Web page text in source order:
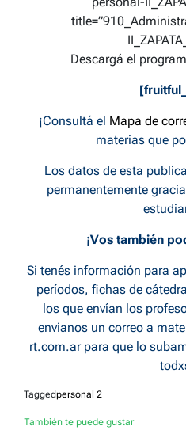
Descargá el
¡Consultá el Mapa de
materias que
Los datos de esta
permanentemente
¡Vos también
Si tenés información para
períodos, fichas de
los que envían los
envianos un correo a
rt.com.arpara que lo
Taggedpersonal 2
También te puede gustar